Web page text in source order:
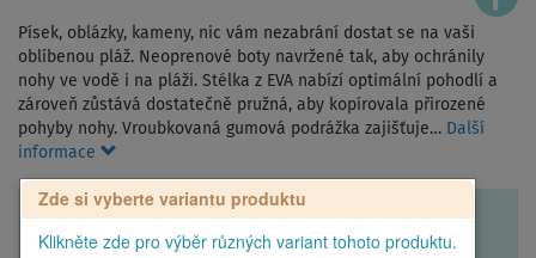
Písek, oblázky, kameny, nic vám nezabrání dostat se na vaši
oblíbenou pláž. Neoprenové boty navržené tak, aby ochránily
nohy ve vodě i na pláži. Stélka z EVA nabízí optimální pohodlí a
zároveň zůstává dostatečně pružná, aby kopírovala přirozené
pohyby nohy. Vroubkovaná gumová podrážka zajišťuje… Další
informace
Zde si vyberte variantu produktu
Klikněte zde pro výběr různých variant tohoto produktu.